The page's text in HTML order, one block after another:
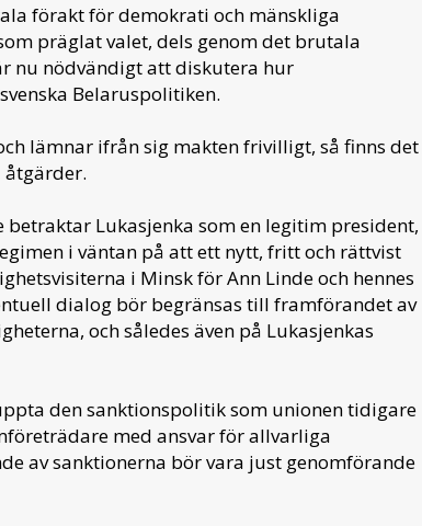
förakt för demokrati och mänskliga
präglat valet, dels genom det brutala
nu nödvändigt att diskutera hur
Belaruspolitiken.
lämnar ifrån sig makten frivilligt, så finns det
åtgärder.
Lukasjenka som en legitim president,
i väntan på att ett nytt, fritt och rättvist
i Minsk för Ann Linde och hennes
dialog bör begränsas till framförandet av
och således även på Lukasjenkas
den sanktionspolitik som unionen tidigare
med ansvar för allvarliga
av sanktionerna bör vara just genomförande